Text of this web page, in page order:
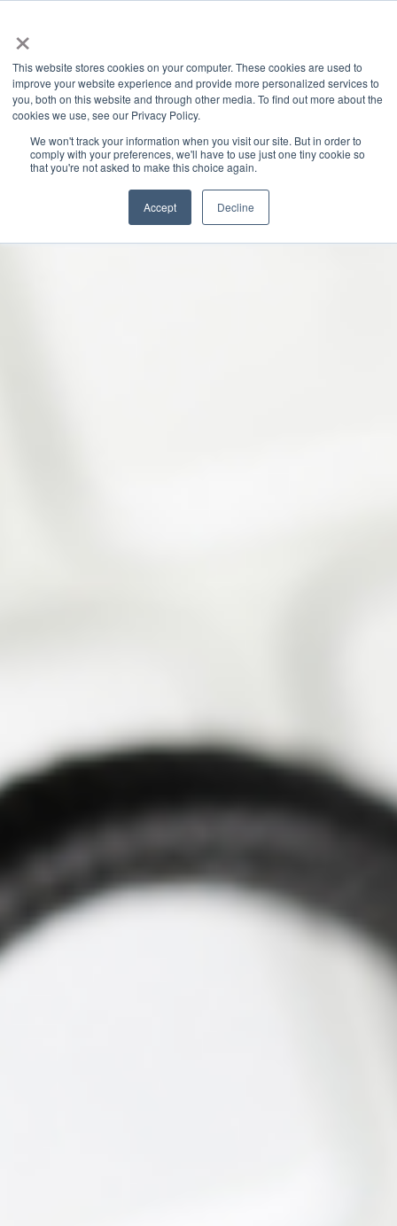
×
This website stores cookies on your computer. These cookies are used to
improve your website experience and provide more personalized services to
you, both on this website and through other media. To find out more about the
cookies we use, see our Privacy Policy.
We won't track your information when you visit our site. But in order to
comply with your preferences, we'll have to use just one tiny cookie so
that you're not asked to make this choice again.
Accept Decline
GRANITE RIVER LABS BLOG